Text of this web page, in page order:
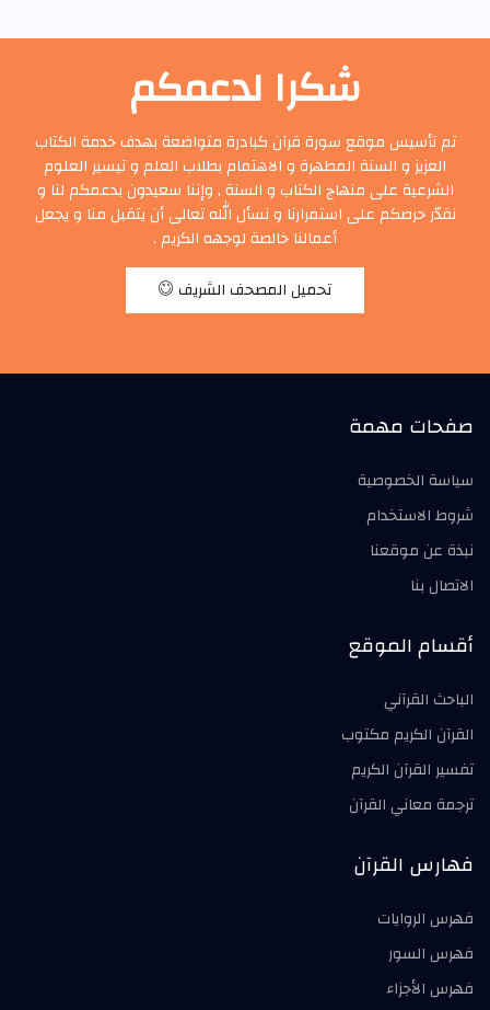
شكرا لدعمكم
تم تأسيس موقع سورة قرآن كبادرة متواضعة بهدف خدمة الكتاب
العزيز و السنة المطهرة و الاهتمام بطلاب العلم و تيسير العلوم
الشرعية على منهاج الكتاب و السنة , وإننا سعيدون بدعمكم لنا و
نقدّر حرصكم على استمرارنا و نسأل الله تعالى أن يتقبل منا و يجعل
أعمالنا خالصة لوجهه الكريم .
تحميل المصحف الشريف
صفحات مهمة
سياسة الخصوصية
شروط الاستخدام
نبذة عن موقعنا
الاتصال بنا
أقسام الموقع
الباحث القرآني
القرآن الكريم مكتوب
تفسير القرآن الكريم
ترجمة معاني القرآن
فهارس القرآن
فهرس الروايات
فهرس السور
فهرس الأجزاء